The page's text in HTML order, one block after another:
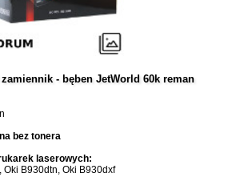
zamiennik - bęben JetWorld 60k reman
bez tonera
laserowych:
B930dtn, Oki B930dxf